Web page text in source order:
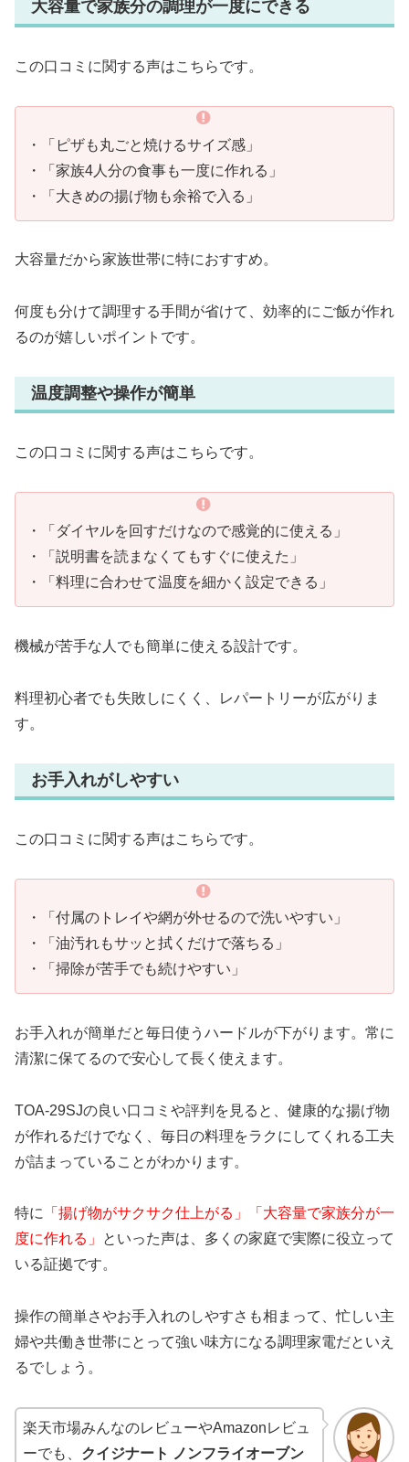
大容量で家族分の調理が一度にできる
この口コミに関する声はこちらです。
・「ピザも丸ごと焼けるサイズ感」
・「家族4人分の食事も一度に作れる」
・「大きめの揚げ物も余裕で入る」
大容量だから家族世帯に特におすすめ。
何度も分けて調理する手間が省けて、効率的にご飯が作れ
るのが嬉しいポイントです。
温度調整や操作が簡単
この口コミに関する声はこちらです。
・「ダイヤルを回すだけなので感覚的に使える」
・「説明書を読まなくてもすぐに使えた」
・「料理に合わせて温度を細かく設定できる」
機械が苦手な人でも簡単に使える設計です。
料理初心者でも失敗しにくく、レパートリーが広がりま
す。
お手入れがしやすい
この口コミに関する声はこちらです。
・「付属のトレイや網が外せるので洗いやすい」
・「油汚れもサッと拭くだけで落ちる」
・「掃除が苦手でも続けやすい」
お手入れが簡単だと毎日使うハードルが下がります。常に
清潔に保てるので安心して長く使えます。
TOA-29SJの良い口コミや評判を見ると、健康的な揚げ物
が作れるだけでなく、毎日の料理をラクにしてくれる工夫
が詰まっていることがわかります。
特に
「揚げ物がサクサク仕上がる」「大容量で家族分が一
度に作れる」
といった声は、多くの家庭で実際に役立って
いる証拠です。
操作の簡単さやお手入れのしやすさも相まって、忙しい主
婦や共働き世帯にとって強い味方になる調理家電だといえ
るでしょう。
楽天市場みんなのレビューやAmazonレビュ
ーでも、 クイジナート ノンフライオーブン